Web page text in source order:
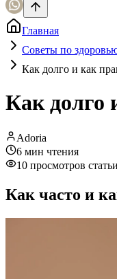
Главная
Советы по
Как долго и как
Как долго
Adoria
6 мин чтения
10 просмотров статьи
Как часто и